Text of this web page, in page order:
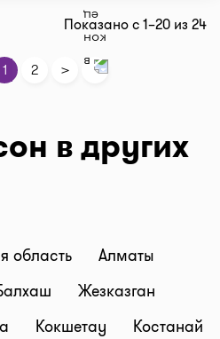
Показано с 1–20 из 24
1 2 >
в других
область
Алматы
Жезказган
Кокшетау
Костанай